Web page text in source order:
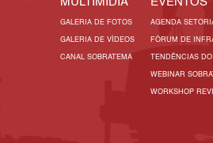
GALERIA DE FOTOS
GALERIA DE VÍDEOS
CANAL SOBRATEMA
AGENDA
FÓRUM DE
TENDÊNCIAS
WEBINAR
WORKSHOP